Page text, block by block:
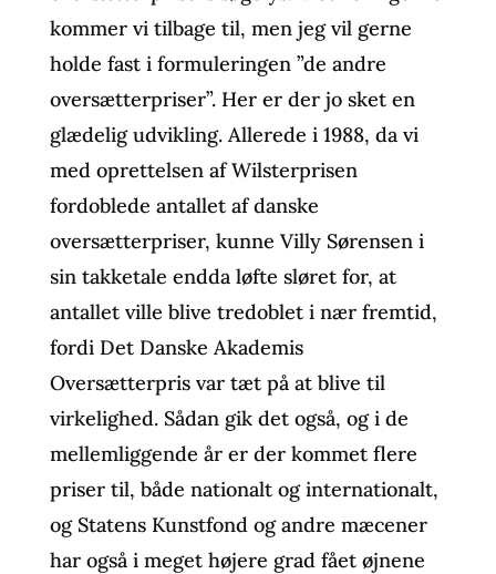
kommer vi tilbage til, men jeg vil gerne
holde fast i formuleringen ”de andre
oversætterpriser”. Her er der jo sket en
glædelig udvikling. Allerede i 1988, da vi
med oprettelsen af Wilsterprisen
fordoblede antallet af danske
oversætterpriser, kunne Villy Sørensen i
sin takketale endda løfte sløret for, at
antallet ville blive tredoblet i nær fremtid,
fordi Det Danske Akademis
Oversætterpris var tæt på at blive til
virkelighed. Sådan gik det også, og i de
mellemliggende år er der kommet flere
priser til, både nationalt og internationalt,
og Statens Kunstfond og andre mæcener
har også i meget højere grad fået øjnene